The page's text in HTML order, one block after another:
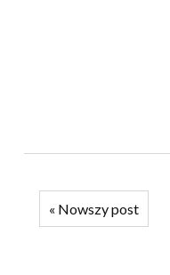
« Nowszy post